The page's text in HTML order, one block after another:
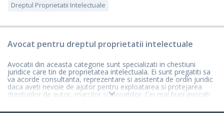
Dreptul Proprietatii Intelectuale
Avocat pentru dreptul proprietatii intelectuale
Avocatii din aceasta categorie sunt specializati in chestiuni
juridice care tin de proprietatea intelectuala. Ei sunt pregatiti sa
va acorde consultanta, reprezentare si asistenta de ordin juridic
daca aveti nevoie de ajutor pentru exploatarea si protejarea
drepturilor de autor, marcilor si inovatiilor. Cei mai buni avocati
de publicitate si case de productie, pe probleme de proprietate